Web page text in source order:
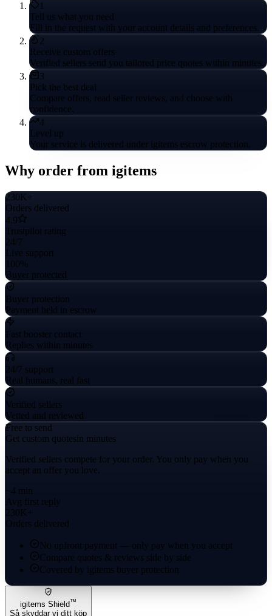
1
Tell us what you need
Fill in the request with your account details and preferences.
2
Receive custom offers
Verified sellers send you tailored price quotes within minutes.
3
Pick the best deal
Compare offers, read seller reviews, and choose with
confidence.
4
Level up
Your service is delivered under igitems escrow protection.
Why order from igitems
230K+
Orders delivered
4.9
Trustpilot rating
24/7
Live support
100%
Buyer protected
Buyer protection
Payment held in escrow
Fast booster contact
Replies within minutes
24/7 support
Real humans, real fast
Verified sellers
Vetted and reviewed
Free to send
Get custom quotesin minutes
Verified sellers compete for your order. You only pay when you
accept an offer you love.
~4 min
Avg first reply
230K+
Orders delivered
No upfront payment — only pay when you accept
Compare quotes & reviews side by side
Covered by igitems buyer protection
igitems Shield™
Så skyddar vi ditt köp